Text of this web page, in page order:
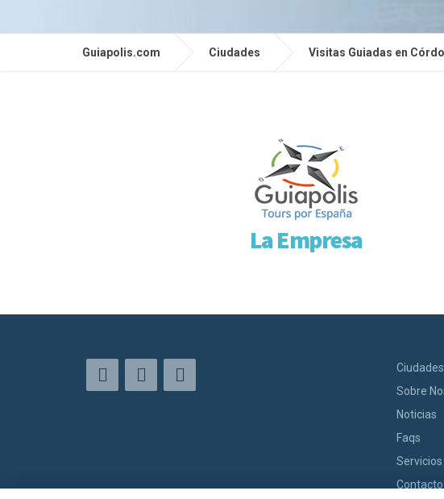
Guiapolis.com Ciudades Visitas Guiadas en
La Empresa
Ciudades
Sobre
Noticias
Faqs
Servicios
Contacto